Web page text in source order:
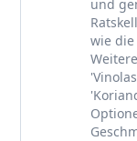
und
wie